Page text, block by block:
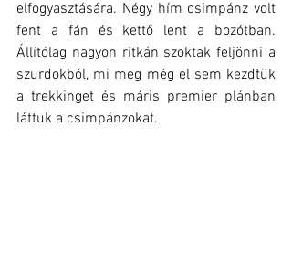
elfogyasztására. Négy hím csimpánz volt
fent a fán és kettő lent a bozótban.
Állítólag nagyon ritkán szoktak feljönni a
szurdokból, mi meg még el sem kezdtük
a trekkinget és máris premier plánban
láttuk a csimpánzokat.